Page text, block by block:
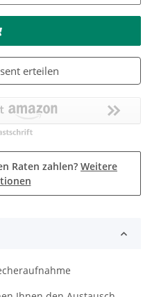
erteilen
Raten zahlen? Weitere